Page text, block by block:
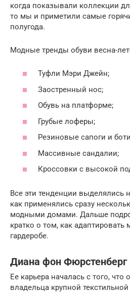
когда показывали коллекции
то мы и приметили самые
полугода.
Модные тренды обуви весна-
Туфли Мэри Джейн;
Заостренный нос;
Обувь на платформе;
Грубые лоферы;
Резиновые сапоги и
Массивные сандалии;
Кроссовки с высокой
Все эти тенденции выделялись
как применялись сразу
модными домами. Дальше
кратко о том, как адаптировать
гардеробе.
Диана фон Фюрстенберг
Ее карьера началась с того, что
владельца крупной